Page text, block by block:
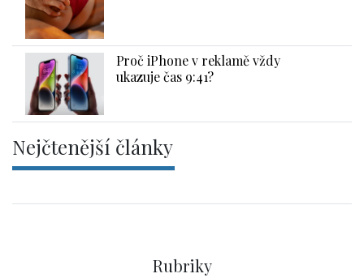
Proč iPhone v reklamě vždy
ukazuje čas 9:41?
Nejčtenější články
Rubriky